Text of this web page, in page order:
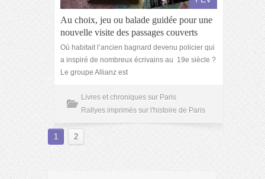
Au choix, jeu ou balade guidée pour une
nouvelle visite des passages couverts
Où habitait l’ancien bagnard devenu policier qui
a inspiré de nombreux écrivains au 19e siècle ?
Le groupe Allianz est
Livres et chroniques sur Paris
Rallyes imprimés sur l'histoire de Paris
1 2